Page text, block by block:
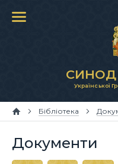
СИНОД
Української
Бібліотека
Документи